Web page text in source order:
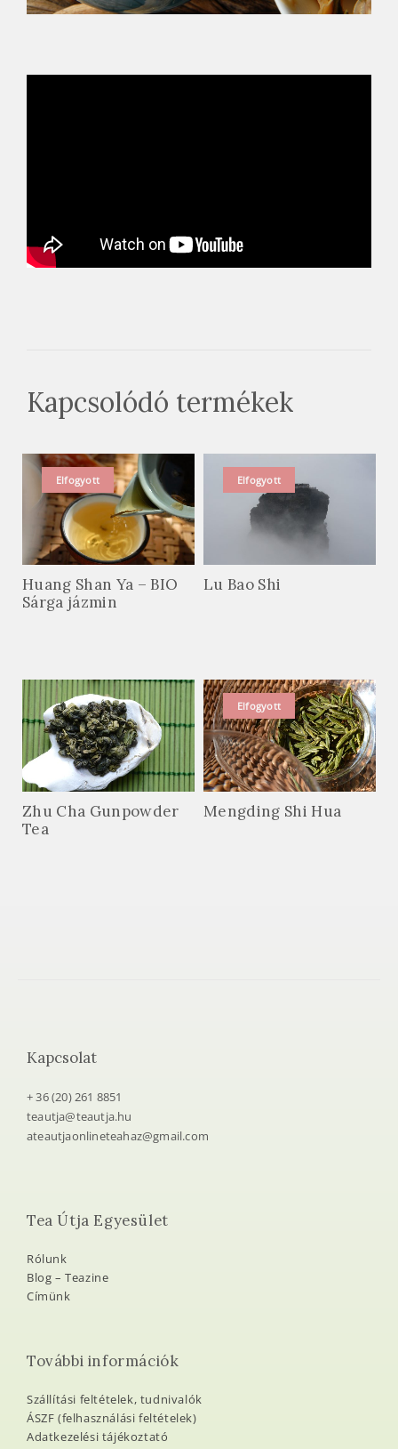
Kapcsolódó termékek
Elfogyott
Huang Shan Ya – BIO
Sárga jázmin
Elfogyott
Lu Bao Shi
Zhu Cha Gunpowder
Tea
Mengding Shi Hua
Kapcsolat
teautja@teautja.hu
ateautjaonlineteahaz@gmail.com
Tea Útja Egyesület
Rólunk
Blog – Teazine
Címünk
További információk
Szállítási feltételek, tudnivalók
ÁSZF (felhasználási feltételek)
Adatkezelési tájékoztató